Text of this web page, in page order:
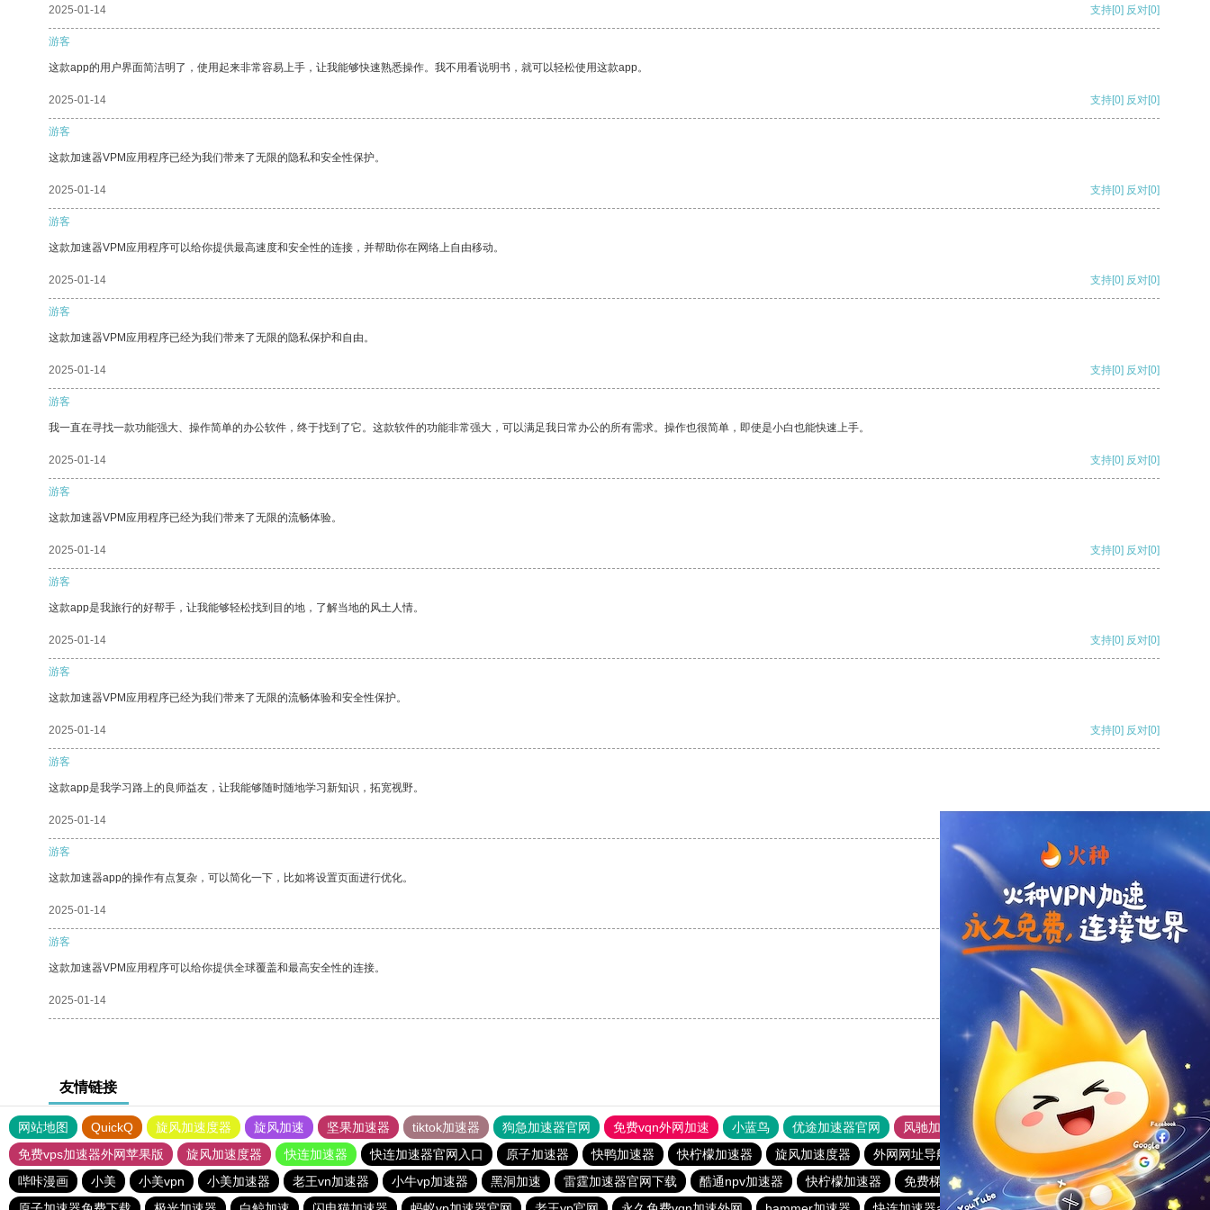
2025-01-14 支持[0] 反对[0]
游客
这款app的用户界面简洁明了，使用起来非常容易上手，让我能够快速熟悉操作。我不用看说明书，就可以轻松使用这款app。
2025-01-14 支持[0] 反对[0]
游客
这款加速器VPM应用程序已经为我们带来了无限的隐私和安全性保护。
2025-01-14 支持[0] 反对[0]
游客
这款加速器VPM应用程序可以给你提供最高速度和安全性的连接，并帮助你在网络上自由移动。
2025-01-14 支持[0] 反对[0]
游客
这款加速器VPM应用程序已经为我们带来了无限的隐私保护和自由。
2025-01-14 支持[0] 反对[0]
游客
我一直在寻找一款功能强大、操作简单的办公软件，终于找到了它。这款软件的功能非常强大，可以满足我日常办公的所有需求。操作也很简单，即使是小白也能快速上手。
2025-01-14 支持[0] 反对[0]
游客
这款加速器VPM应用程序已经为我们带来了无限的流畅体验。
2025-01-14 支持[0] 反对[0]
游客
这款app是我旅行的好帮手，让我能够轻松找到目的地，了解当地的风土人情。
2025-01-14 支持[0] 反对[0]
游客
这款加速器VPM应用程序已经为我们带来了无限的流畅体验和安全性保护。
2025-01-14 支持[0] 反对[0]
游客
这款app是我学习路上的良师益友，让我能够随时随地学习新知识，拓宽视野。
2025-01-14
游客
这款加速器app的操作有点复杂，可以简化一下，比如将设置页面进行优化。
2025-01-14 支持 [0] 反对 [0]
游客
这款加速器VPM应用程序可以给你提供全球覆盖和最高安全性的连接。
2025-01-14 支持
友情链接
网站地图 QuickQ 旋风加速度器 旋风加速 坚果加速器 tiktok加速器 狗急加速器官网 免费vqn外网加速 小蓝鸟 优途加速器官网 风驰加速器
旋风加速器
免费vps加速器外网苹果版
旋风加速度器 快连加速器 快连加速器官网入口 原子加速器 快鸭加速器 快柠檬加速器 旋风加速度器 外网网址导航 软件中心 雷霆加速
狂飙加速器
哔咔漫画
小美 小美vpn 小美加速器 老王vn加速器 小牛vp加速器 黑洞加速 雷霆加速器官网下载 酷通npv加速器 快柠檬加速器 免费梯子加速器app七天
雷霆加器速